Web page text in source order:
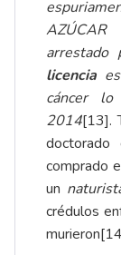
arrestado
licencia
cáncer
2014[13].
comprado
un
crédulos
murieron